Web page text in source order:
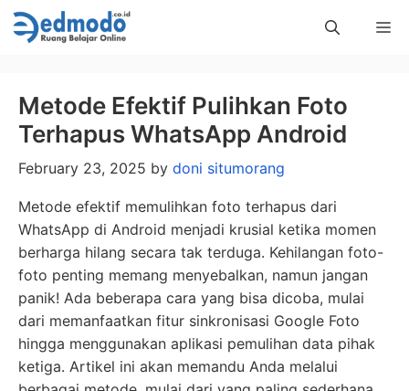
Skip
to
Metode Efektif Pulihkan Foto
Terhapus WhatsApp Android
February 23, 2025 by doni situmorang
Metode efektif memulihkan foto terhapus dari
WhatsApp di Android menjadi krusial ketika momen
berharga hilang secara tak terduga. Kehilangan foto-
foto penting memang menyebalkan, namun jangan
panik! Ada beberapa cara yang bisa dicoba, mulai
dari memanfaatkan fitur sinkronisasi Google Foto
hingga menggunakan aplikasi pemulihan data pihak
ketiga. Artikel ini akan memandu Anda melalui